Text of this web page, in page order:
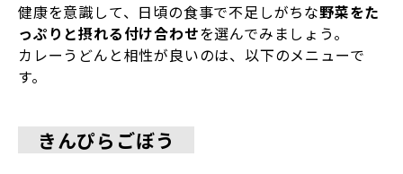
健康を意識して、日頃の食事で不足しがちな野菜をた
っぷりと摂れる付け合わせを選んでみましょう。
カレーうどんと相性が良いのは、以下のメニューで
す。
きんぴらごぼう